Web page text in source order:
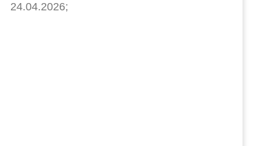
24.04.2026;